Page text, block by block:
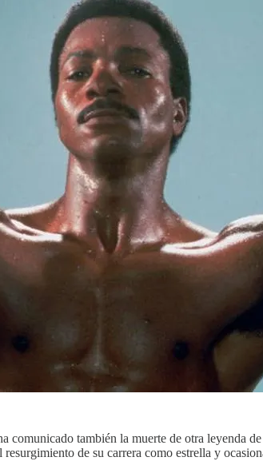
comunicado también la muerte de otra leyenda
de su carrera como estrella y